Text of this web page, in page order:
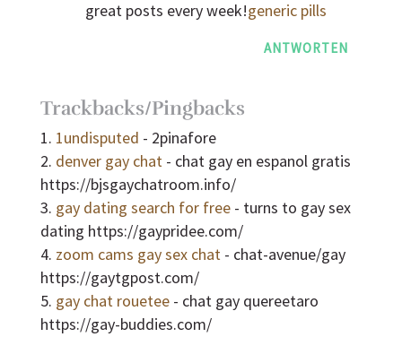
great posts every week!generic pills
ANTWORTEN
Trackbacks/Pingbacks
1undisputed - 2pinafore
denver gay chat- chat gay en espanol gratis
https://bjsgaychatroom.info/
gay dating search for free- turns to gay sex
dating https://gaypridee.com/
zoom cams gay sex chat- chat-avenue/gay
https://gaytgpost.com/
gay chat rouetee- chat gay quereetaro
https://gay-buddies.com/